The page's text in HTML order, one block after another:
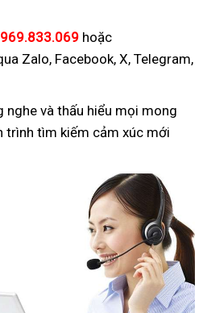
hoặc
Zalo, Facebook, X, Telegram,
nghe và thấu hiểu mọi mong
trình tìm kiếm cảm xúc mới